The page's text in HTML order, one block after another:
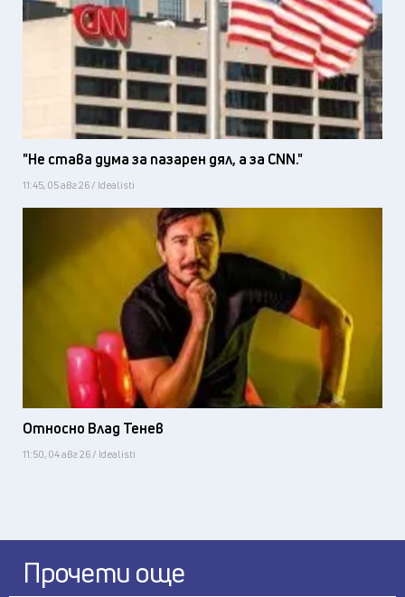
"Не става дума за пазарен дял, а за CNN."
11:45, 05 авг 26 / Idealisti
Относно Влад Тенев
11:50, 04 авг 26 / Idealisti
Прочети още